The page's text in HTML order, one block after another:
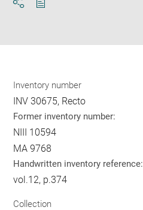
Inventory number
INV 30675, Recto
Former inventory number:
NIII 10594
MA 9768
Handwritten inventory reference:
vol.12, p.374
Collection